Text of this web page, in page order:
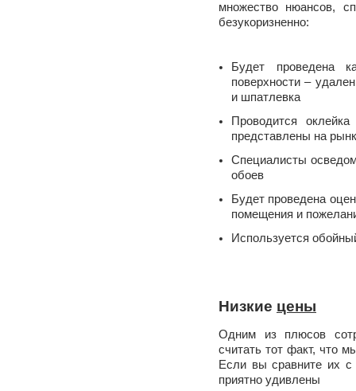
множество нюансов,
безукоризненно:
Будет проведена
поверхности –
и шпатлевка
Проводится
представлены на
Специалисты
обоев
Будет проведена
помещения и
Используется
Низкие цены
Одним из плюсов
считать тот факт, что
Если вы сравните их с
приятно удивлены